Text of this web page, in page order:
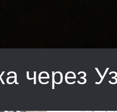
через